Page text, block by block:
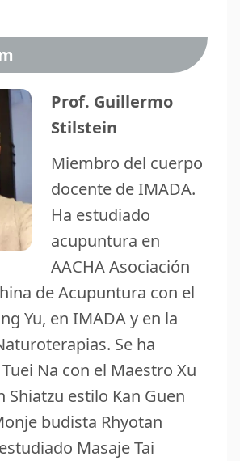
Prof. Guillermo
Stilstein
Miembro del cuerpo
docente de IMADA.
Ha estudiado
acupuntura en
AACHA Asociación
de Acupuntura con el
Yu, en IMADA y en la
Se ha
Na con el Maestro Xu
Shiatzu estilo Kan Guen
budista Rhyotan
Masaje Tai